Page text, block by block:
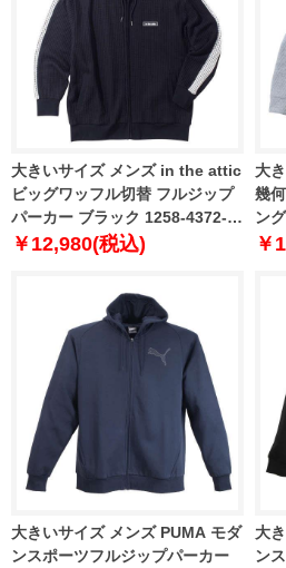
大きいサイズ メンズ in the attic
ビッグワッフル切替 フルジップ
パーカー ブラック 1258-4372-2
3L 4L 5L 6L
￥12,980(税込)
大
幾
ン
ー
￥
大きいサイズ メンズ PUMA モダ
ンスポーツフルジップパーカー
大
ン